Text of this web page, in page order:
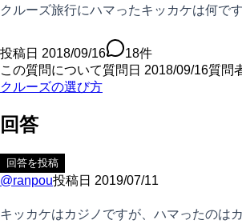
クルーズ旅行にハマったキッカケは何で
投稿日 2018/09/16 18件
この質問について質問日 2018/09/16質問
クルーズの選び方
回答
回答を投稿
@ranpou投稿日 2019/07/11
キッカケはカジノですが、ハマったのは